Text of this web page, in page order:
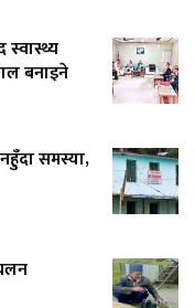
बनाइने
समस्या,